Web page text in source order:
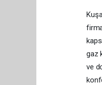
gaz
ve